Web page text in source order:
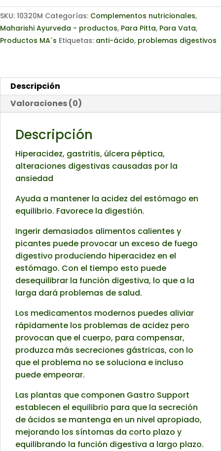
Support
Complex)
,
90g
SKU: 10320M Categorías: Complementos nutricionales,
Maharishi Ayurveda - productos, Para Pitta, Para Vata,
Productos MA´s Etiquetas: anti-ácido, problemas digestivos
Descripción
Valoraciones (0)
Descripción
Hiperacidez, gastritis, úlcera péptica,
alteraciones digestivas causadas por la
ansiedad
Ayuda a mantener la acidez del estómago en
equilibrio. Favorece la digestión.
Ingerir demasiados alimentos calientes y
picantes puede provocar un exceso de fuego
digestivo produciendo hiperacidez en el
estómago. Con el tiempo esto puede
desequilibrar la función digestiva, lo que a la
larga dará problemas de salud.
Los medicamentos modernos puedes aliviar
rápidamente los problemas de acidez pero
provocan que el cuerpo, para compensar,
produzca más secreciones gástricas, con lo
que el problema no se soluciona e incluso
puede empeorar.
Las plantas que componen Gastro Support
establecen el equilibrio para que la secreción
de ácidos se mantenga en un nivel apropiado,
mejorando los síntomas da corto plazo y
equilibrando la función digestiva a largo plazo.